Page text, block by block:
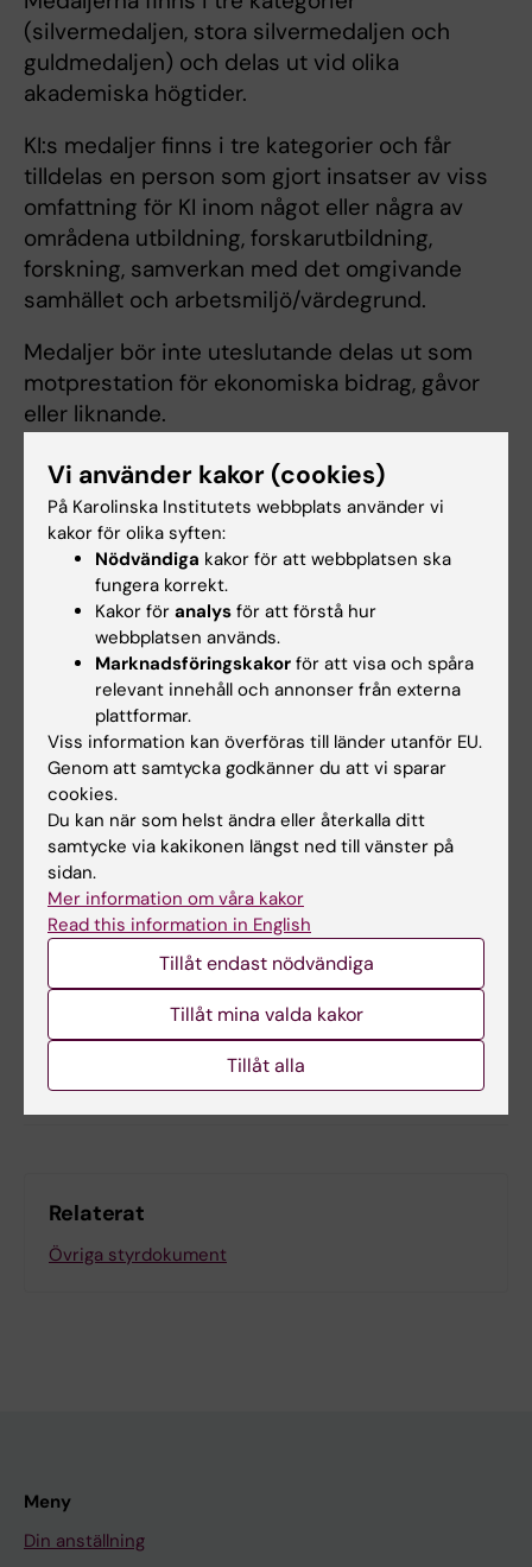
(silvermedaljen, stora silvermedaljen och
guldmedaljen) och delas ut vid olika
akademiska högtider.
KI:s medaljer finns i tre kategorier och får
tilldelas en person som gjort insatser av viss
omfattning för KI inom något eller några av
områdena utbildning, forskarutbildning,
forskning, samverkan med det omgivande
samhället och arbetsmiljö/värdegrund.
Medaljer bör inte uteslutande delas ut som
motprestation för ekonomiska bidrag, gåvor
eller liknande.
Medaljerna tilldelas personer som är i slutet
av sin karriär eller inte längre aktiva.
Riktlinjerna i sin helhet
Riktlinjer för utdelning av Karolinska Institutets
medaljer (PDF, 84.65 KB)
Hade du nytta av informationen på denna sida?
Yes
No
Innehållsgranskare:
Viktoria Olausson
Sidan uppdaterad:2026-01-20
Dela
Relaterat
Övriga styrdokument
Meny
Din anställning
Vi använder kakor (cookies)
På Karolinska Institutets webbplats använder vi
kakor för olika syften:
Nödvändiga kakor för att webbplatsen ska
fungera korrekt.
Kakor för analys för att förstå hur
webbplatsen används.
Marknadsföringskakor för att visa och spåra
relevant innehåll och annonser från externa
plattformar.
Viss information kan överföras till länder utanför EU.
Genom att samtycka godkänner du att vi sparar
cookies.
Du kan när som helst ändra eller återkalla ditt
samtycke via kakikonen längst ned till vänster på
sidan.
Mer information om våra kakor
Read this information in English
Tillåt endast nödvändiga
Tillåt mina valda kakor
Tillåt alla